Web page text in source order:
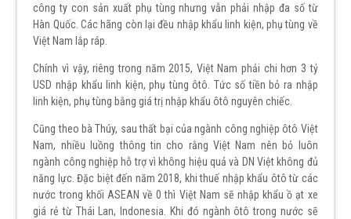
công ty con sản xuất phụ tùng nhưng vẫn phải nhập đa số từ
Hàn Quốc. Các hãng còn lại đều nhập khẩu linh kiện, phụ tùng về
Việt Nam lắp ráp.
Chính vì vậy, riêng trong năm 2015, Việt Nam phải chi hơn 3 tỷ
USD nhập khẩu linh kiện, phụ tùng ôtô. Tức số tiền bỏ ra nhập
linh kiện, phụ tùng bằng giá trị nhập khẩu ôtô nguyên chiếc.
Cũng theo bà Thúy, sau thất bại của ngành công nghiệp ôtô Việt
Nam, nhiều luồng thông tin cho rằng Việt Nam nên bỏ luôn
ngành công nghiệp hỗ trợ vì không hiệu quả và DN Việt không đủ
năng lực. Đặc biệt đến năm 2018, khi thuế nhập khẩu ôtô từ các
nước trong khối ASEAN về 0 thì Việt Nam sẽ nhập khẩu ồ ạt xe
giá rẻ từ Thái Lan, Indonesia. Khi đó ngành ôtô trong nước sẽ